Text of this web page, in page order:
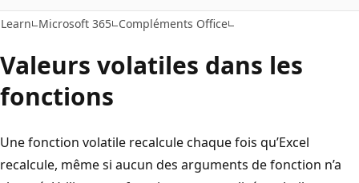
Learn Microsoft 365 Compléments Office
Valeurs volatiles dans les
fonctions
Une fonction volatile recalcule chaque fois qu’Excel
recalcule, même si aucun des arguments de fonction n’a